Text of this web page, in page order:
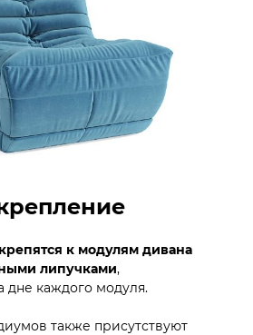
к модулям дивана
липучками,
каждого модуля.
также присутствуют